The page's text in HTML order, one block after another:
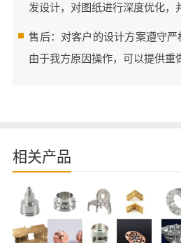
发设计，对图纸进行深度优化，
售后：对客户的设计方案遵守
由于我方原因操作，可以提供重
相关产品